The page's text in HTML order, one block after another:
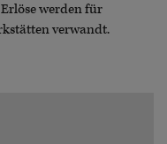
werden für
verwandt.